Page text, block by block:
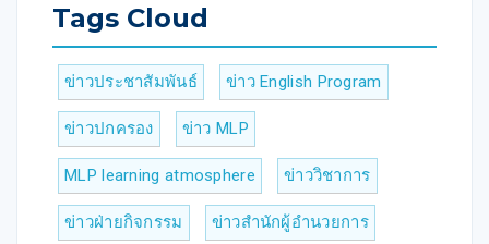
Tags Cloud
ข่าวประชาสัมพันธ์ ข่าว English Program
ข่าวปกครอง ข่าว MLP
MLP learning atmosphere ข่าววิชาการ
ข่าวฝ่ายกิจกรรม ข่าวสำนักผู้อำนวยการ